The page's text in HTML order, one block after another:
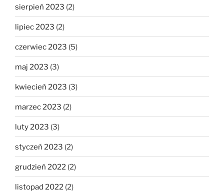
sierpień 2023 (2)
lipiec 2023 (2)
czerwiec 2023 (5)
maj 2023 (3)
kwiecień 2023 (3)
marzec 2023 (2)
luty 2023 (3)
styczeń 2023 (2)
grudzień 2022 (2)
listopad 2022 (2)